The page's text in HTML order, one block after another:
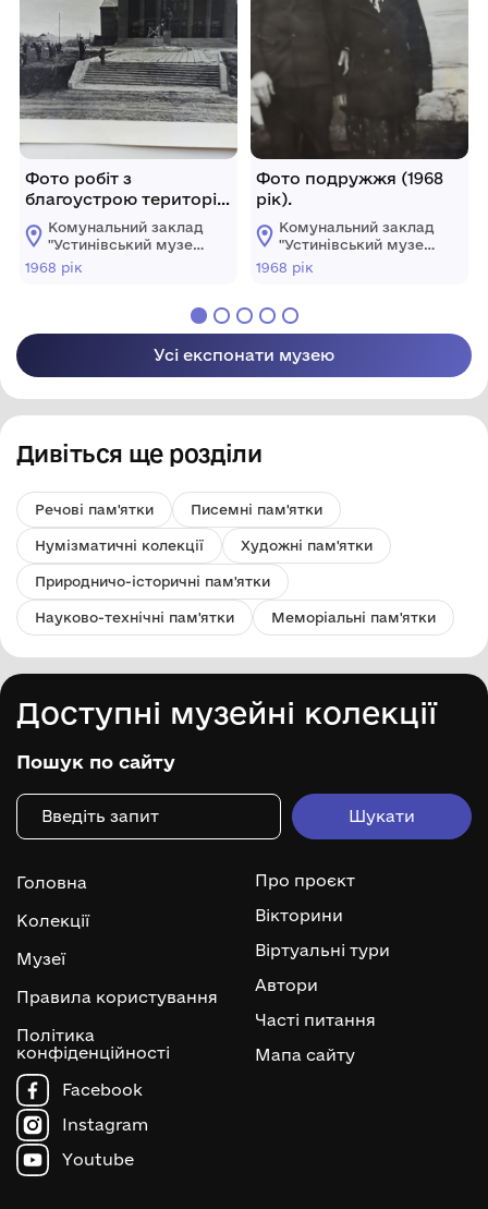
Фото робіт з
благоустрою території
біля Березівського СБК
(квітень 1968)
Комунальний заклад
"Устинівський музей
історії" Устинівської
селищної ради
1968 рік
Фото подружжя (1968
рік).
Комунальний заклад
"Устинівський музей
історії" Устинівської
селищної ради
1968 рік
Усі експонати музею
Дивіться ще розділи
Речові пам'ятки Писемні пам'ятки
Нумізматичні колекції Художні пам'ятки
Природничо-історичні пам'ятки
Науково-технічні пам'ятки Меморіальні пам'ятки
Доступні музейні колекції
Пошук по сайту
Головна
Колекції
Музеї
Правила користування
Політика
конфіденційності
Про проєкт
Вікторини
Віртуальні тури
Автори
Часті питання
Мапа сайту
Facebook
Instagram
Youtube